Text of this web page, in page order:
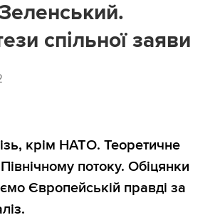
спільної заяви
крім НАТО. Теоретичне
потоку. Обіцянки
Європейській правді за